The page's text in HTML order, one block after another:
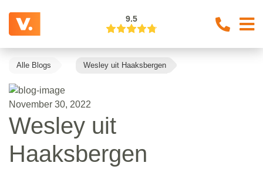
9.5
Alle Blogs Wesley uit Haaksbergen
November 30, 2022
Wesley uit
Haaksbergen